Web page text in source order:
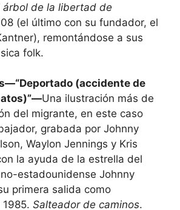
árbol de la libertad de
(el último con su fundador, el
remontándose a sus
folk.
(accidente de
Una ilustración más de
del migrante, en este caso
grabada por Johnny
Waylon Jennings y Kris
la ayuda de la estrella del
estadounidense Johnny
primera salida como
Salteador de caminos.